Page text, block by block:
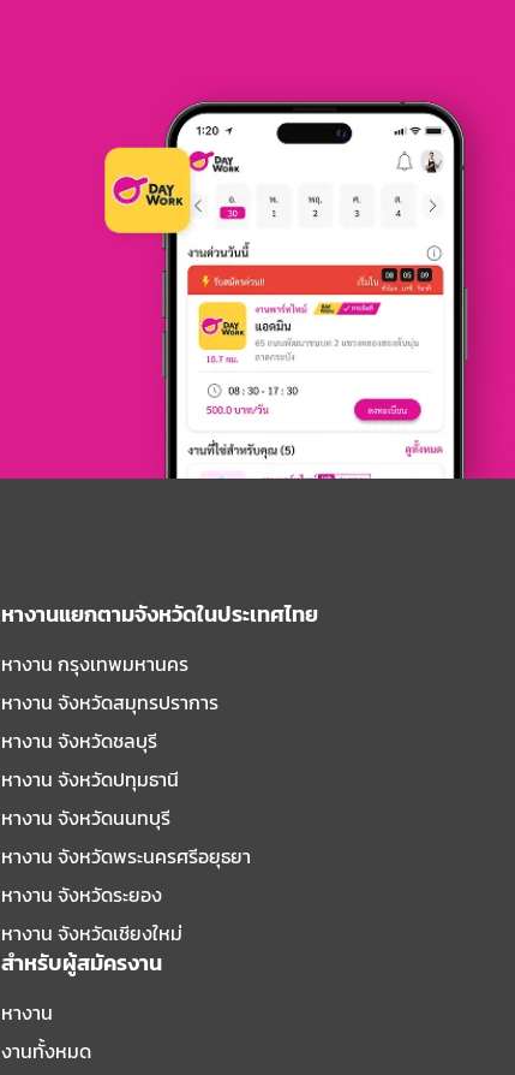
หางานแยกตามจังหวัดในประเทศไทย
หางาน กรุงเทพมหานคร
หางาน จังหวัดสมุทรปราการ
หางาน จังหวัดชลบุรี
หางาน จังหวัดปทุมธานี
หางาน จังหวัดนนทบุรี
หางาน จังหวัดพระนครศรีอยุธยา
หางาน จังหวัดระยอง
หางาน จังหวัดเชียงใหม่
สำหรับผู้สมัครงาน
หางาน
งานทั้งหมด